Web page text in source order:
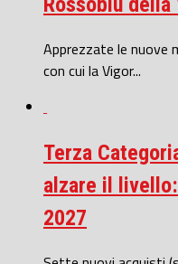
Apprezzate le nuove
con cui la Vigor...
Terza
alzare il
2027